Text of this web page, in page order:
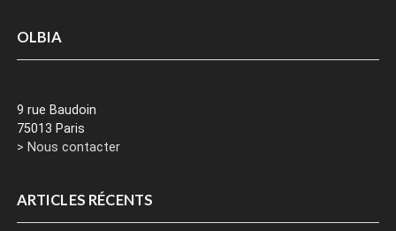
OLBIA
9 rue Baudoin
75013 Paris
> Nous contacter
ARTICLES RÉCENTS